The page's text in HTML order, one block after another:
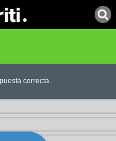
correcta.